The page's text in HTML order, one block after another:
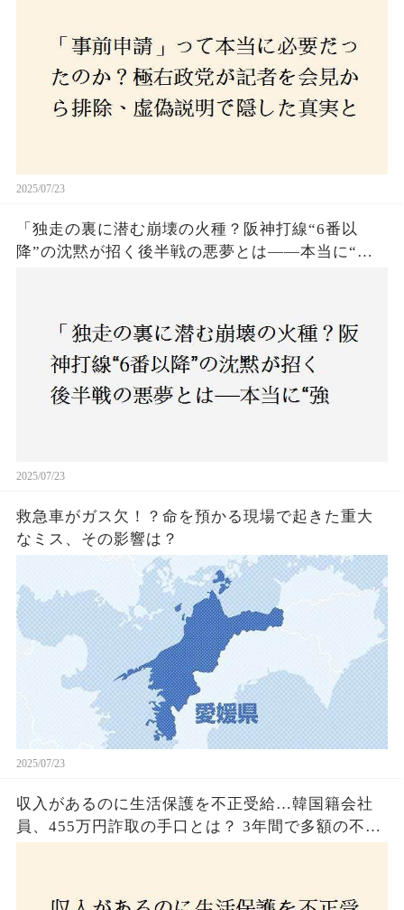
2025/07/23
「独走の裏に潜む崩壊の火種？阪神打線“6番以
降”の沈黙が招く後半戦の悪夢とは——本当に“強
2025/07/23
救急車がガス欠！？命を預かる現場で起きた重大
なミス、その影響は？
2025/07/23
収入があるのに生活保護を不正受給…韓国籍会社
員、455万円詐取の手口とは？ 3年間で多額の不正